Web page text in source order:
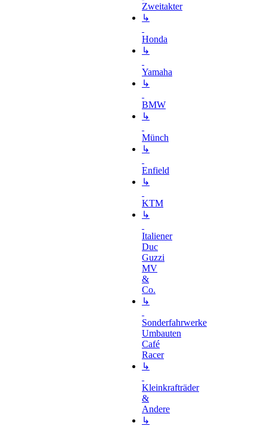
Zweitakter
↳
Honda
↳
Yamaha
↳
BMW
↳
Münch
↳
Enfield
↳
KTM
↳
Italiener
Duc
Guzzi
MV
&
Co.
↳
Sonderfahrwerke
Umbauten
Café
Racer
↳
Kleinkrafträder
&
Andere
↳